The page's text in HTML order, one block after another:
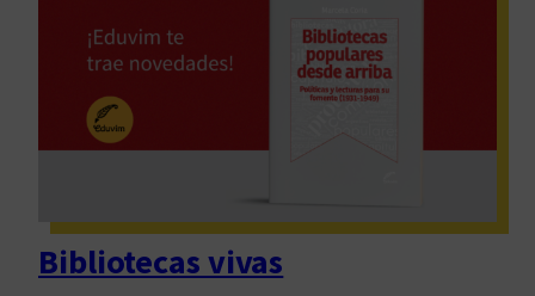
Bibliotecas vivas